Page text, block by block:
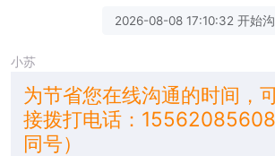
2026-08-08 17:10:32 开始
小苏
为节省您在线沟通的时间，
接拨打电话：
同号）